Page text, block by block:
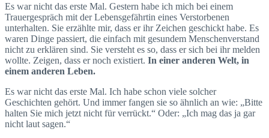
Es war nicht das erste Mal. Gestern habe ich mich bei einem
Trauergespräch mit der Lebensgefährtin eines Verstorbenen
unterhalten. Sie erzählte mir, dass er ihr Zeichen geschickt habe. Es
waren Dinge passiert, die einfach mit gesundem Menschenverstand
nicht zu erklären sind. Sie versteht es so, dass er sich bei ihr melden
wollte. Zeigen, dass er noch existiert. In einer anderen Welt, in
einem anderen Leben.
Es war nicht das erste Mal. Ich habe schon viele solcher
Geschichten gehört. Und immer fangen sie so ähnlich an wie: „Bitte
halten Sie mich jetzt nicht für verrückt.“ Oder: „Ich mag das ja gar
nicht laut sagen.“